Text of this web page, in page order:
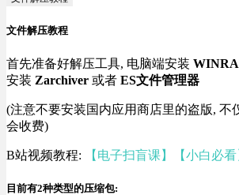
文件解压教程
首先准备好解压工具, 电脑端安装
安装 Zarchiver 或者 ES文件管理器
(注意不要安装国内应用商店里的盗版, 不
会收费)
B站视频教程: 【电子扫盲课】【小白必
目前有2种类型的压缩包: